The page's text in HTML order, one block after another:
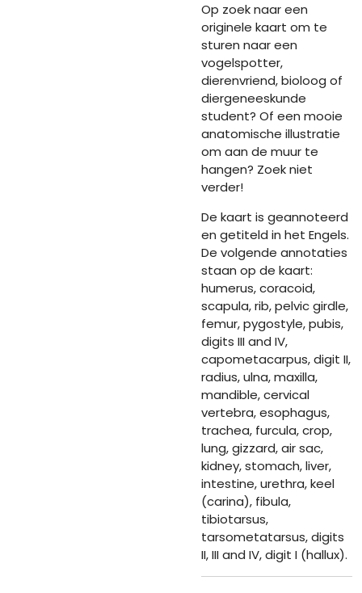
Op zoek naar een
originele kaart om te
sturen naar een
vogelspotter,
dierenvriend, bioloog of
diergeneeskunde
student? Of een mooie
anatomische illustratie
om aan de muur te
hangen? Zoek niet
verder!
De kaart is geannoteerd
en getiteld in het Engels.
De volgende annotaties
staan op de kaart:
humerus, coracoid,
scapula, rib, pelvic girdle,
femur, pygostyle, pubis,
digits III and IV,
capometacarpus, digit II,
radius, ulna, maxilla,
mandible, cervical
vertebra, esophagus,
trachea, furcula, crop,
lung, gizzard, air sac,
kidney, stomach, liver,
intestine, urethra, keel
(carina), fibula,
tibiotarsus,
tarsometatarsus, digits
II, III and IV, digit I (hallux).